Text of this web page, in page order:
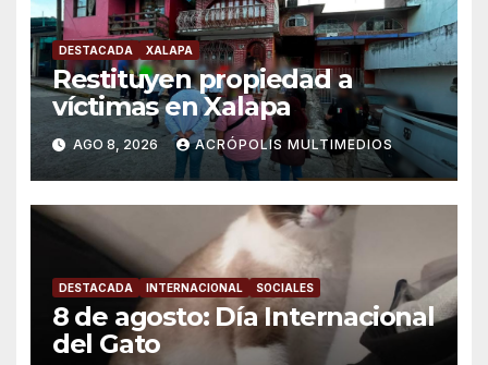
DESTACADA XALAPA
Restituyen propiedad a
víctimas en Xalapa
AGO 8, 2026 ACRÓPOLIS MULTIMEDIOS
DESTACADA INTERNACIONAL SOCIALES
8 de agosto: Día Internacional
del Gato